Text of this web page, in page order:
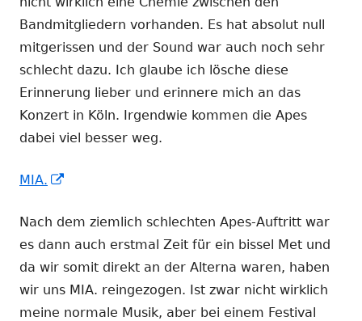
Bandmitgliedern vorhanden. Es hat absolut null
mitgerissen und der Sound war auch noch sehr
schlecht dazu. Ich glaube ich lösche diese
Erinnerung lieber und erinnere mich an das
Konzert in Köln. Irgendwie kommen die Apes
dabei viel besser weg.
MIA.
Fenster
öffnen
Nach dem ziemlich schlechten Apes-Auftritt war
es dann auch erstmal Zeit für ein bissel Met und
da wir somit direkt an der Alterna waren, haben
wir uns MIA. reingezogen. Ist zwar nicht wirklich
meine normale Musik, aber bei einem Festival